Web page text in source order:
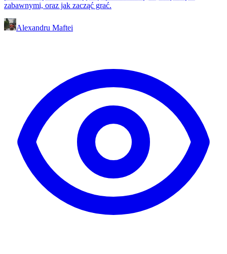
zabawnymi, oraz jak zacząć grać.
Alexandru Maftei